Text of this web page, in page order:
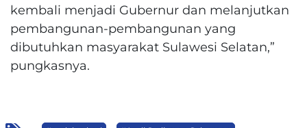
kembali menjadi Gubernur dan melanjutkan
pembangunan-pembangunan yang
dibutuhkan masyarakat Sulawesi Selatan,”
pungkasnya.